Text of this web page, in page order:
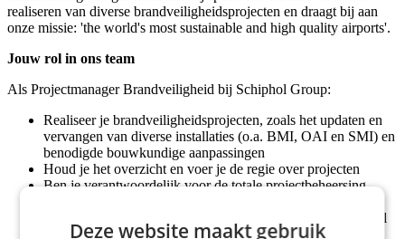
realiseren van diverse brandveiligheidsprojecten en draagt bij aan
onze missie: 'the world's most sustainable and high quality airports'.
Jouw rol in ons team
Als Projectmanager Brandveiligheid bij Schiphol Group:
Realiseer je brandveiligheidsprojecten, zoals het updaten en
vervangen van diverse installaties (o.a. BMI, OAI en SMI) en
benodigde bouwkundige aanpassingen
Houd je het overzicht en voer je de regie over projecten
Ben je verantwoordelijk voor de totale projectbeheersing
Vertaal je technische en operationele uitdagingen naar zowel
bestuurlijk niveau als je omgeving
Deze website maakt gebruik